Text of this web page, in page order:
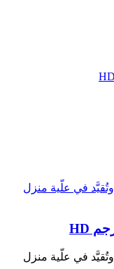
في علّية منزل
في علّية منزل